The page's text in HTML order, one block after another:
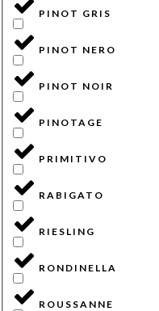
PINOT GRIS
PINOT NERO
PINOT NOIR
PINOTAGE
PRIMITIVO
RABIGATO
RIESLING
RONDINELLA
ROUSSANNE